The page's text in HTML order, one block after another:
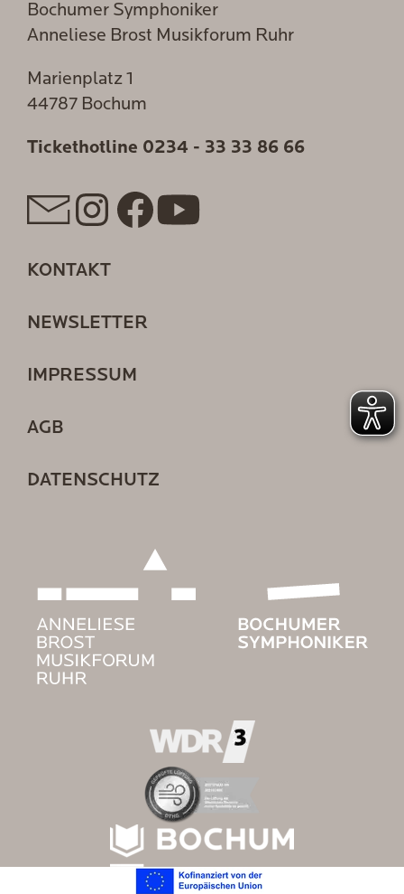
Bochumer Symphoniker
Anneliese Brost Musikforum Ruhr
Marienplatz 1
44787 Bochum
Tickethotline 0234 - 33 33 86 66
KONTAKT
NEWSLETTER
IMPRESSUM
AGB
DATENSCHUTZ